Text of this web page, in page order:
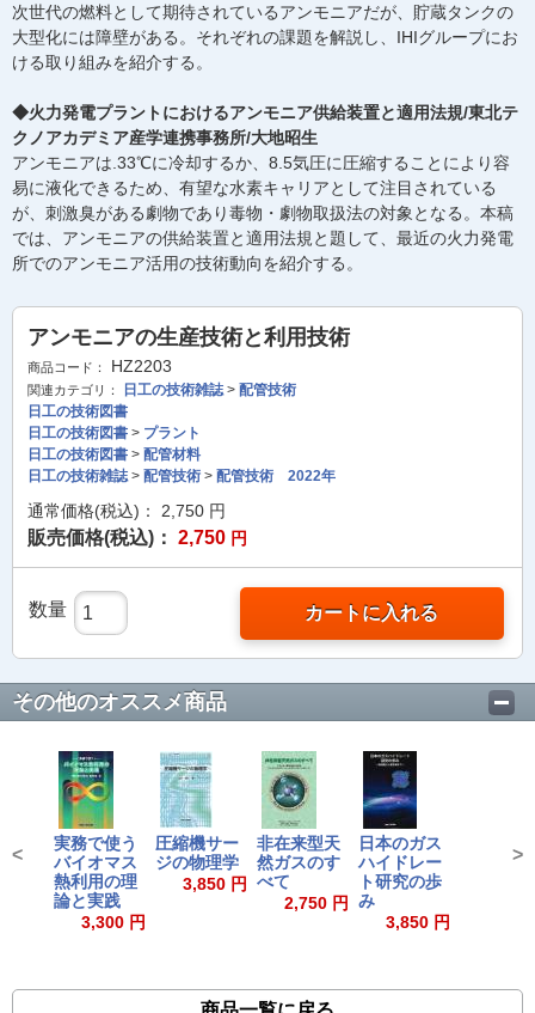
次世代の燃料として期待されているアンモニアだが、貯蔵タンクの
大型化には障壁がある。それぞれの課題を解説し、IHIグループにお
ける取り組みを紹介する。
◆火力発電プラントにおけるアンモニア供給装置と適用法規/東北テ
クノアカデミア産学連携事務所/大地昭生
アンモニアは.33℃に冷却するか、8.5気圧に圧縮することにより容
易に液化できるため、有望な水素キャリアとして注目されている
が、刺激臭がある劇物であり毒物・劇物取扱法の対象となる。本稿
では、アンモニアの供給装置と適用法規と題して、最近の火力発電
所でのアンモニア活用の技術動向を紹介する。
アンモニアの生産技術と利用技術
商品コード： HZ2203
関連カテゴリ： 日工の技術雑誌> 配管技術
日工の技術図書
日工の技術図書 > プラント
日工の技術図書 > 配管材料
日工の技術雑誌> 配管技術 > 配管技術 2022年
通常価格(税込)： 2,750 円
販売価格(税込)： 2,750 円
数量 カートに入れる
その他のオススメ商品
実務で使う
バイオマス
熱利用の理
論と実践
3,300 円
圧縮機サー
ジの物理学
3,850 円
非在来型天
然ガスのす
べて
2,750 円
日本のガス
ハイドレー
ト研究の歩
み
3,850 円
< >